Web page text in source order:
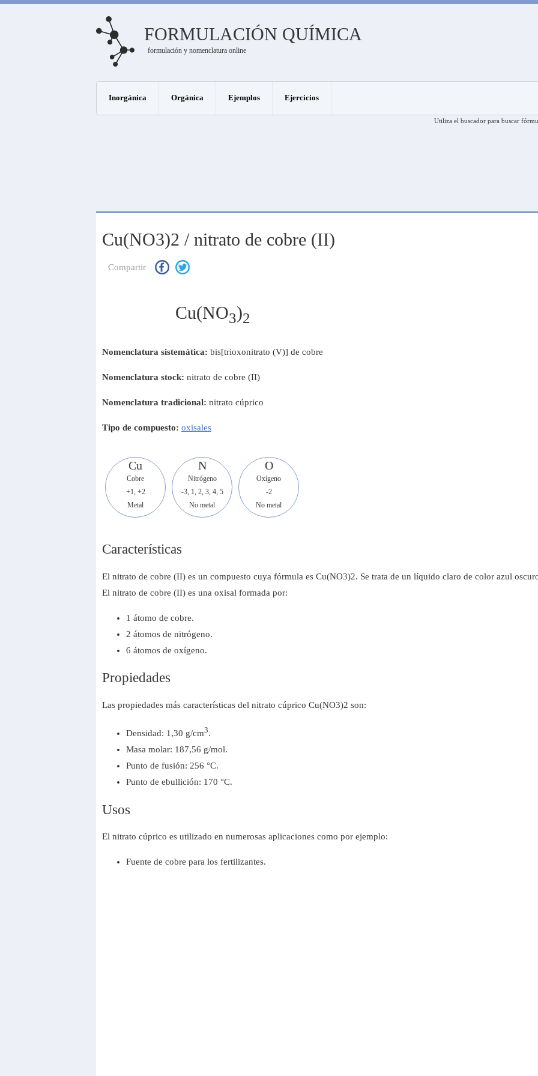
FORMULACIÓN QUÍMICA
formulación y nomenclatura online
Inorgánica Orgánica Ejemplos Ejercicios
Utiliza el buscador para buscar
Cu(NO3)2 / nitrato de cobre (II)
Compartir
Cu(NO3)2
Nomenclatura sistemática: bis[trioxonitrato (V)] de cobre
Nomenclatura stock: nitrato de cobre (II)
Nomenclatura tradicional: nitrato cúprico
Tipo de compuesto: oxisales
Cu
Cobre
+1, +2
Metal
N
Nitrógeno
-3, 1, 2, 3, 4, 5
No metal
O
Oxígeno
-2
No metal
Características
El nitrato de cobre (II) es un compuesto cuya fórmula es Cu(NO3)2. Se trata de un líquido claro de color azul
El nitrato de cobre (II) es una oxisal formada por:
1 átomo de cobre.
2 átomos de nitrógeno.
6 átomos de oxígeno.
Propiedades
Las propiedades más características del nitrato cúprico Cu(NO3)2 son:
Densidad: 1,30 g/cm3.
Masa molar: 187,56 g/mol.
Punto de fusión: 256 °C.
Punto de ebullición: 170 °C.
Usos
El nitrato cúprico es utilizado en numerosas aplicaciones como por ejemplo:
Fuente de cobre para los fertilizantes.